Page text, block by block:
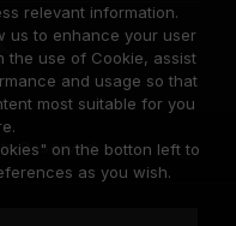
Reserved.
relevant information.
us to enhance your user
the use of Cookie, assist
and usage so that
most suitable for you
on the botton left to
as you wish.